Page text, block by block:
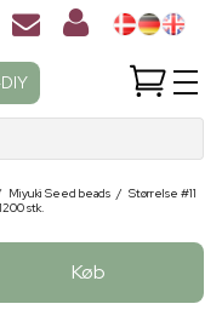
Miyuki Seed beads / Størrelse #11
stk.
Køb